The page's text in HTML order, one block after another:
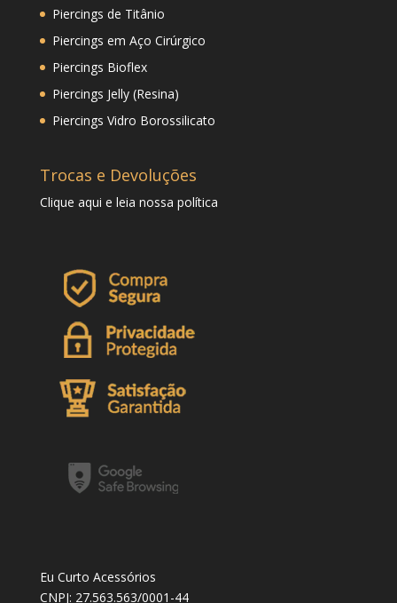
Piercings de Titânio
Piercings em Aço Cirúrgico
Piercings Bioflex
Piercings Jelly (Resina)
Piercings Vidro Borossilicato
Trocas e Devoluções
Clique aqui e leia nossa política
Eu Curto Acessórios
CNPJ: 27.563.563/0001-44